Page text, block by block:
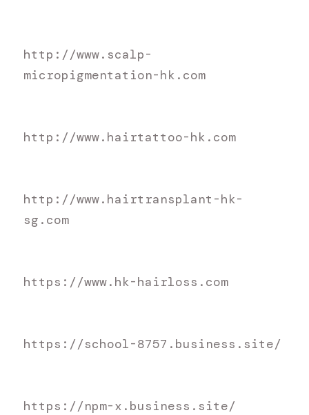
http://www.scalp-
micropigmentation-hk.com
http://www.hairtattoo-hk.com
http://www.hairtransplant-hk-
sg.com
https://www.hk-hairloss.com
https://school-8757.business.site/
https://npm-x.business.site/